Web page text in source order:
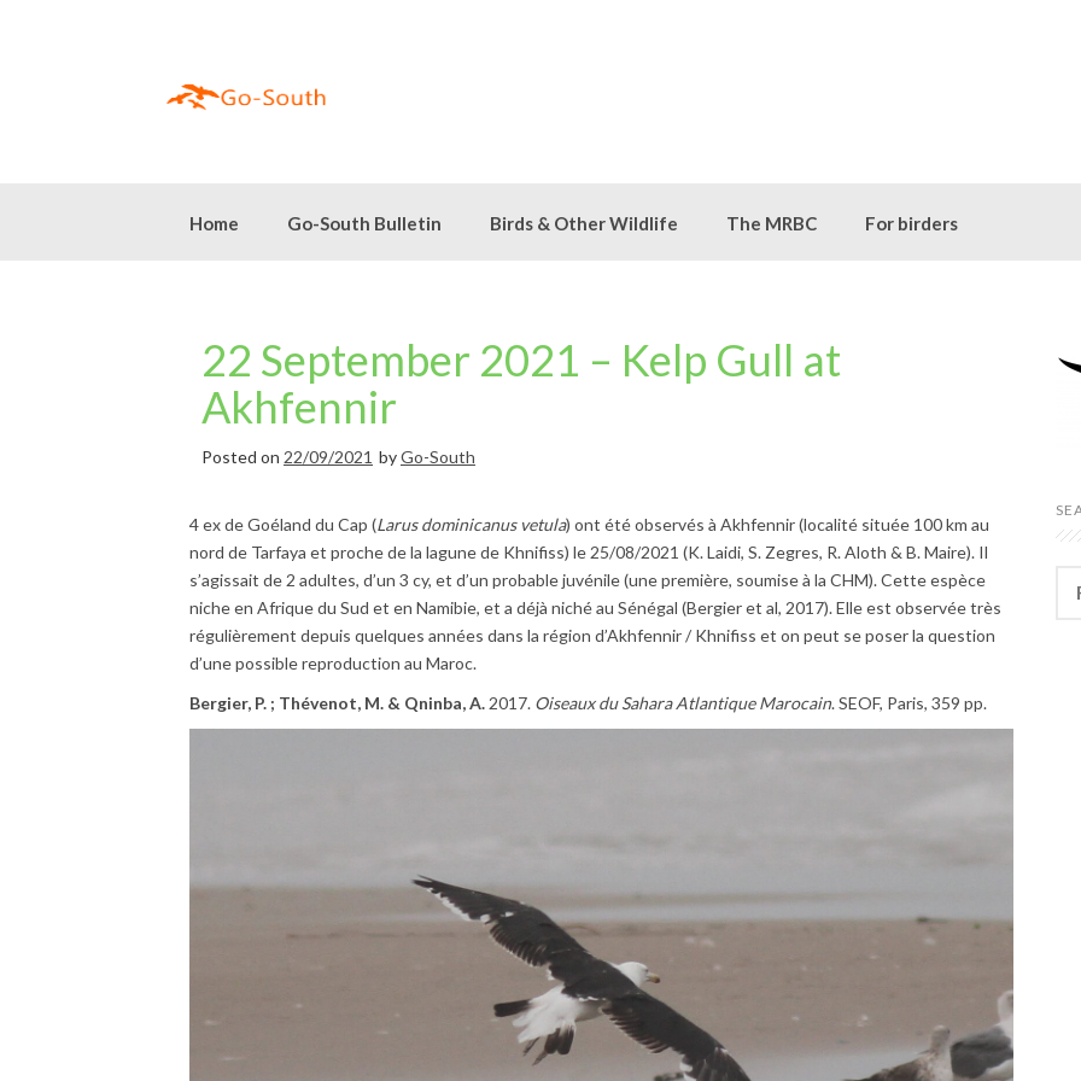
Home Go-South Bulletin Birds & Other Wildlife The MRBC For birders
22 September 2021 – Kelp Gull at
Akhfennir
Posted on 22/09/2021 byGo-South
4 ex de Goéland du Cap (Larus dominicanus vetula) ont été observés à Akhfennir (localité située 100 km au
nord de Tarfaya et proche de la lagune de Khnifiss) le 25/08/2021 (K. Laidi, S. Zegres, R. Aloth & B. Maire). Il
s’agissait de 2 adultes, d’un 3 cy, et d’un probable juvénile (une première, soumise à la CHM). Cette espèce
niche en Afrique du Sud et en Namibie, et a déjà niché au Sénégal (Bergier et al, 2017). Elle est observée très
régulièrement depuis quelques années dans la région d’Akhfennir / Khnifiss et on peut se poser la question
d’une possible reproduction au Maroc.
Bergier, P. ; Thévenot, M. & Qninba, A. 2017. Oiseaux du Sahara Atlantique Marocain. SEOF, Paris, 359 pp.